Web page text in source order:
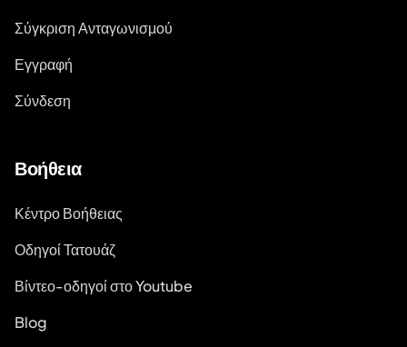
Σύγκριση Ανταγωνισμού
Εγγραφή
Σύνδεση
Βοήθεια
Κέντρο Βοήθειας
Οδηγοί Τατουάζ
Βίντεο-οδηγοί στο Youtube
Blog